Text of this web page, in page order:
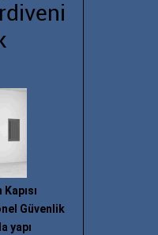
Güvenlik
yapı